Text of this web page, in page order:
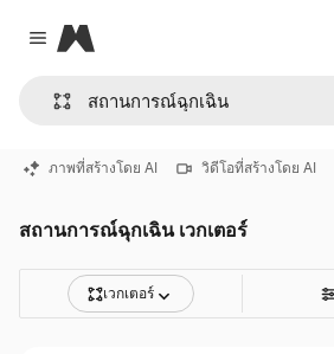
Close menu
Magnific
ภาพที่สร้างโดย AI วิดีโอที่สร้างโดย AI
สถานการณ์ฉุกเฉิน เวกเตอร์
เวกเตอร์